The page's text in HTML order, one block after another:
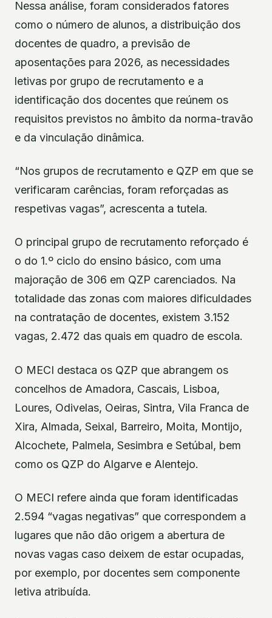
Nessa análise, foram considerados fatores
como o número de alunos, a distribuição dos
docentes de quadro, a previsão de
aposentações para 2026, as necessidades
letivas por grupo de recrutamento e a
identificação dos docentes que reúnem os
requisitos previstos no âmbito da norma-travão
e da vinculação dinâmica.
“Nos grupos de recrutamento e QZP em que se
verificaram carências, foram reforçadas as
respetivas vagas”, acrescenta a tutela.
O principal grupo de recrutamento reforçado é
o do 1.º ciclo do ensino básico, com uma
majoração de 306 em QZP carenciados. Na
totalidade das zonas com maiores dificuldades
na contratação de docentes, existem 3.152
vagas, 2.472 das quais em quadro de escola.
O MECI destaca os QZP que abrangem os
concelhos de Amadora, Cascais, Lisboa,
Loures, Odivelas, Oeiras, Sintra, Vila Franca de
Xira, Almada, Seixal, Barreiro, Moita, Montijo,
Alcochete, Palmela, Sesimbra e Setúbal, bem
como os QZP do Algarve e Alentejo.
O MECI refere ainda que foram identificadas
2.594 “vagas negativas” que correspondem a
lugares que não dão origem a abertura de
novas vagas caso deixem de estar ocupadas,
por exemplo, por docentes sem componente
letiva atribuída.